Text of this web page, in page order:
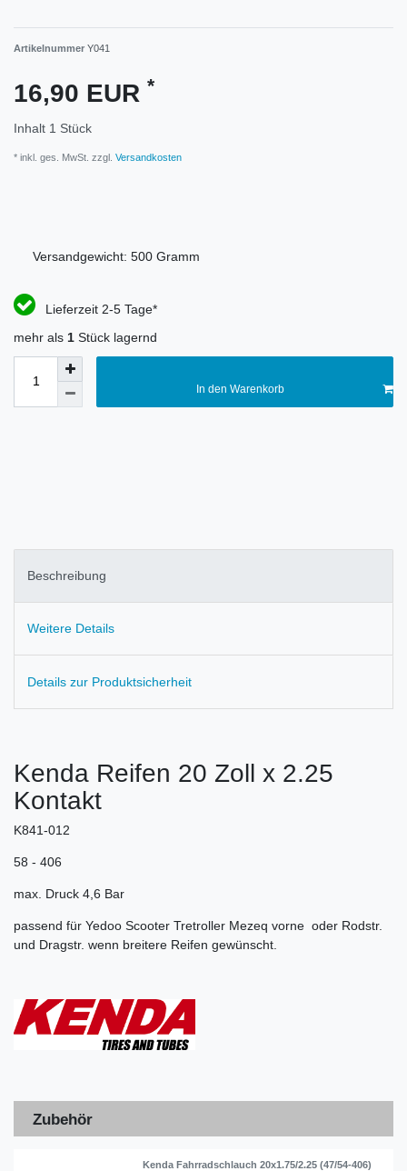
Artikelnummer Y041
16,90 EUR *
Inhalt 1 Stück
* inkl. ges. MwSt. zzgl. Versandkosten
Versandgewicht: 500 Gramm
Lieferzeit 2-5 Tage*
mehr als 1 Stück lagernd
In den Warenkorb
Beschreibung
Weitere Details
Details zur Produktsicherheit
Kenda Reifen 20 Zoll x 2.25
Kontakt
K841-012
58 - 406
max. Druck 4,6 Bar
passend für Yedoo Scooter Tretroller Mezeq vorne oder Rodstr.
und Dragstr. wenn breitere Reifen gewünscht.
Zubehör
Kenda Fahrradschlauch 20x1.75/2.25 (47/54-406)